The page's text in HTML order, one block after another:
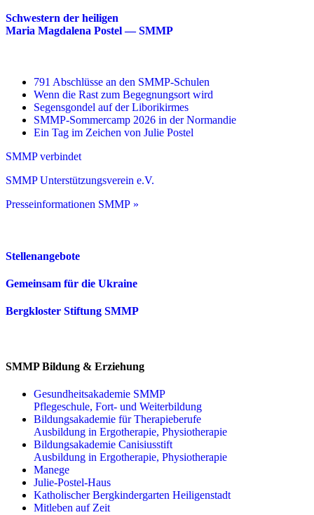
Schwestern der heiligen
Maria Magdalena Postel — SMMP
791 Abschlüsse an den SMMP-Schulen
Wenn die Rast zum Begegnungsort wird
Segensgondel auf der Liborikirmes
SMMP-Sommercamp 2026 in der Normandie
Ein Tag im Zeichen von Julie Postel
SMMP verbindet
SMMP Unterstützungsverein e.V.
Presseinformationen SMMP »
Stellenangebote
Gemeinsam für die Ukraine
Bergkloster Stiftung SMMP
SMMP Bildung & Erziehung
Gesundheitsakademie SMMP
Pflegeschule, Fort- und Weiterbildung
Bildungsakademie für Therapieberufe
Ausbildung in Ergotherapie, Physiotherapie
Bildungsakademie Canisiusstift
Ausbildung in Ergotherapie, Physiotherapie
Manege
Julie-Postel-Haus
Katholischer Bergkindergarten Heiligenstadt
Mitleben auf Zeit